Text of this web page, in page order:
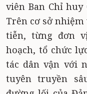
viên Ban Chỉ
Trên cơ sở
tiễn, từng đơn
hoạch, tổ chức
tác dân vận với
tuyên truyền